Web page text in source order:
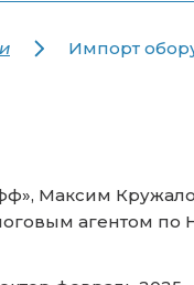
Импорт
Максим
агентом по